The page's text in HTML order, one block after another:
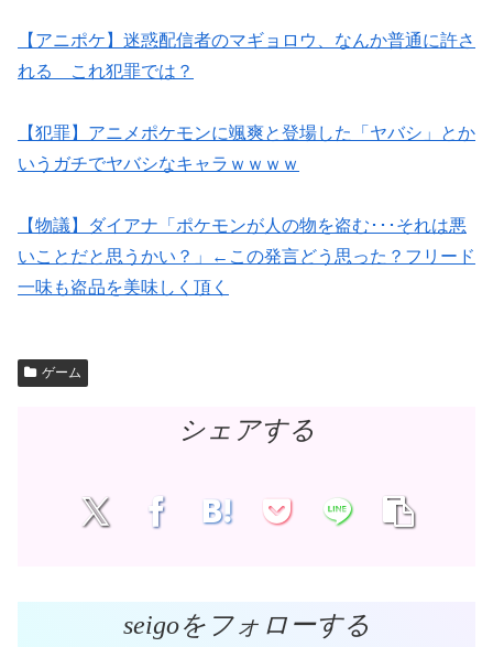
【アニポケ】迷惑配信者のマギョロウ、なんか普通に許さ
れる これ犯罪では？
【犯罪】アニメポケモンに颯爽と登場した「ヤバシ」とか
いうガチでヤバシなキャラｗｗｗｗ
【物議】ダイアナ「ポケモンが人の物を盗む･･･それは悪
いことだと思うかい？」←この発言どう思った？フリード
一味も盗品を美味しく頂く
ゲーム
シェアする
seigoをフォローする